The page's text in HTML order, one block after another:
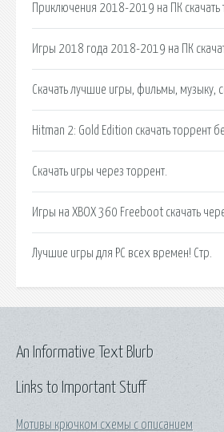
Приключения 2018-2019 на ПК скачать
Игры 2018 года 2018-2019 на ПК
Скачать лучшие игры, фильмы, музыку,
Hitman 2: Gold Edition скачать торрент
Скачать игры через торрент.
Игры на XBOX 360 Freeboot скачать
Лучшие игры для PC всех времен! Стр.
Links to Important Stuff
Мотивы крючком схемы с описанием
An Informative Text Blurb